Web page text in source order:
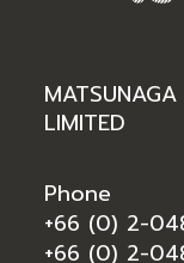
LIMITED
Phone
+66 (0) 2-
+66 (0) 2-